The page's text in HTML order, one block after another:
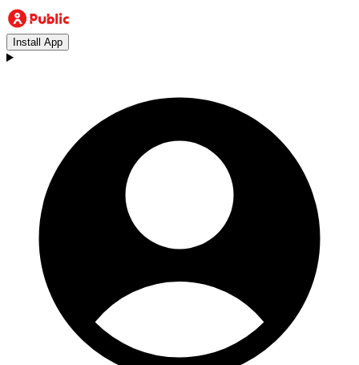
Install App